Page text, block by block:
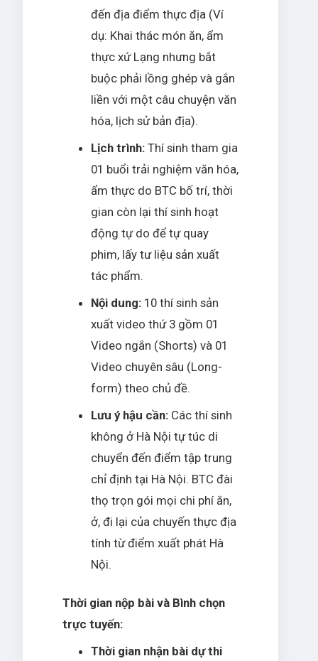
đến địa điểm thực địa (Ví
dụ: Khai thác món ăn, ẩm
thực xứ Lạng nhưng bắt
buộc phải lồng ghép và gắn
liền với một câu chuyện văn
hóa, lịch sử bản địa).
Lịch trình: Thí sinh tham gia
01 buổi trải nghiệm văn hóa,
ẩm thực do BTC bố trí, thời
gian còn lại thí sinh hoạt
động tự do để tự quay
phim, lấy tư liệu sản xuất
tác phẩm.
Nội dung: 10 thí sinh sản
xuất video thứ 3 gồm 01
Video ngắn (Shorts) và 01
Video chuyên sâu (Long-
form) theo chủ đề.
Lưu ý hậu cần: Các thí sinh
không ở Hà Nội tự túc di
chuyển đến điểm tập trung
chỉ định tại Hà Nội. BTC đài
thọ trọn gói mọi chi phí ăn,
ở, đi lại của chuyến thực địa
tính từ điểm xuất phát Hà
Nội.
Thời gian nộp bài và Bình chọn
trực tuyến:
Thời gian nhận bài dự thi